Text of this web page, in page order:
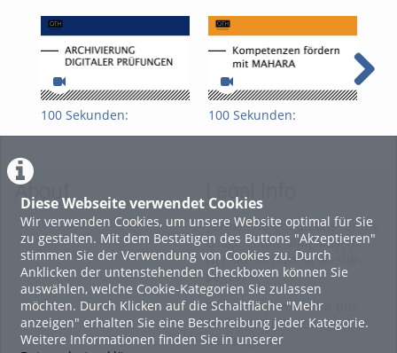
Diese Webseite verwendet Cookies
Wir verwenden Cookies, um unsere Website optimal für Sie
zu gestalten. Mit dem Bestätigen des Buttons "Akzeptieren"
stimmen Sie der Verwendung von Cookies zu. Durch
Anklicken der untenstehenden Checkboxen können Sie
auswählen, welche Cookie-Kategorien Sie zulassen
möchten. Durch Klicken auf die Schaltfläche "Mehr
anzeigen" erhalten Sie eine Beschreibung jeder Kategorie.
Weitere Informationen finden Sie in unserer
100 Sekunden:
Archivierung digitaler
100 Sekunden:
Kompetenzen fördern
About Legal Info
Terms and Conditions for the
Usage of this ViMP based
website (including all sub-
pages)
Privacy Statement for this
ViMP based Website incl.
Sub-pages